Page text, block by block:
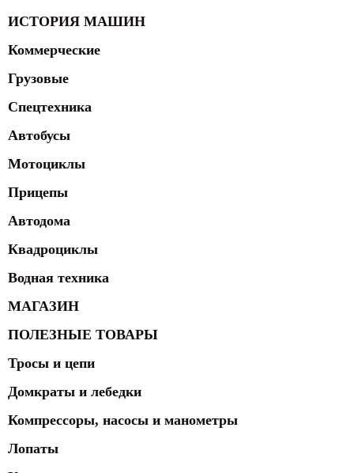
ИСТОРИЯ МАШИН
Коммерческие
Грузовые
Спецтехника
Автобусы
Мотоциклы
Прицепы
Автодома
Квадроциклы
Водная техника
МАГАЗИН
ПОЛЕЗНЫЕ ТОВАРЫ
Тросы и цепи
Домкраты и лебедки
Компрессоры, насосы и манометры
Лопаты